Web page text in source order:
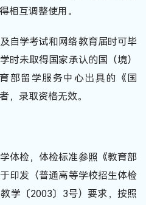
相互调整使用。
自学考试和网络教育届时可毕
时未取得国家承认的国（境）
部留学服务中心出具的《国
，录取资格无效。
体检，体检标准参照《教育部
印发〈普通高等学校招生体检
学〔2003〕3号）要求，按照